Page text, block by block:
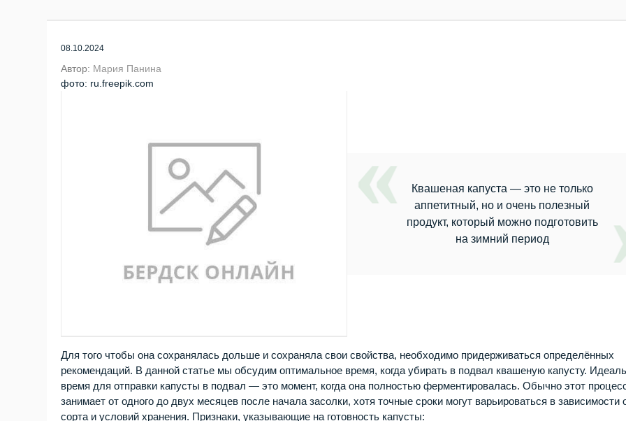
08.10.2024
Автор: Мария Панина
фото: ru.freepik.com
Квашеная капуста — это не только
аппетитный, но и очень полезный
продукт, который можно подготовить
на зимний период
Для того чтобы она сохранялась дольше и сохраняла свои свойства, необходимо придерживаться определённых
рекомендаций. В данной статье мы обсудим оптимальное время, когда убирать в подвал квашеную капусту.
время для отправки капусты в подвал — это момент, когда она полностью ферментировалась. Обычно этот
занимает от одного до двух месяцев после начала засолки, хотя точные сроки могут варьироваться в зависимости
сорта и условий хранения. Признаки, указывающие на готовность капусты: